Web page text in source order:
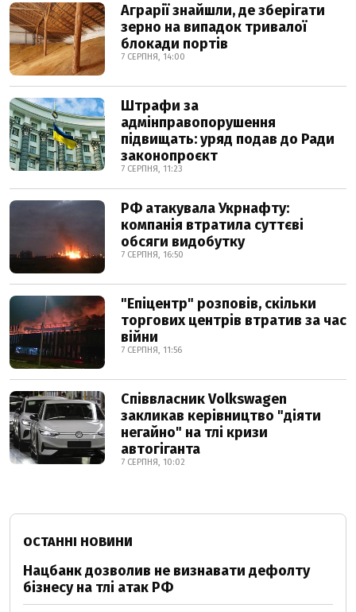
Аграрії знайшли, де зберігати
зерно на випадок тривалої
блокади портів
7 СЕРПНЯ, 14:00
Штрафи за
адмінправопорушення
підвищать: уряд подав до Ради
законопроєкт
7 СЕРПНЯ, 11:23
РФ атакувала Укрнафту:
компанія втратила суттєві
обсяги видобутку
7 СЕРПНЯ, 16:50
"Епіцентр" розповів, скільки
торгових центрів втратив за час
війни
7 СЕРПНЯ, 11:56
Співвласник Volkswagen
закликав керівництво "діяти
негайно" на тлі кризи
автогіганта
7 СЕРПНЯ, 10:02
ОСТАННІ НОВИНИ
Нацбанк дозволив не визнавати дефолту
бізнесу на тлі атак РФ